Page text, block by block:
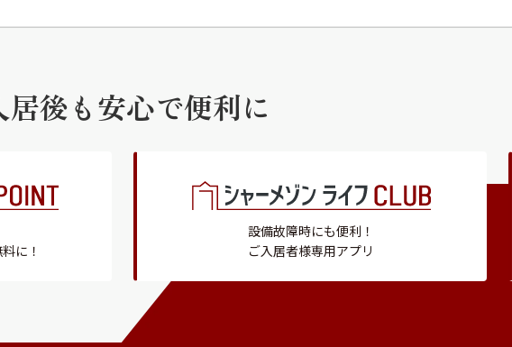
居後も安心で便利に
に！
設備故障時にも便利！
ご入居者様専用アプリ